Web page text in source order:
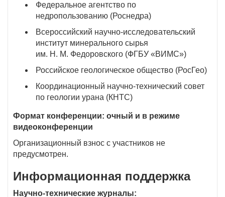
Федеральное агентство по
недропользованию (Роснедра)
Всероссийский научно-исследовательский
институт минерального сырья
им. Н. М. Федоровского (ФГБУ «ВИМС»)
Российское геологическое общество (РосГео)
Координационный научно-технический совет
по геологии урана (КНТС)
Формат конференции: очный и в режиме
видеоконференции
Организационный взнос с участников не
предусмотрен.
Информационная поддержка
Научно-технические журналы: